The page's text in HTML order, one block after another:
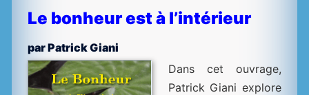
Le bonheur est à l’intérieur
par Patrick Giani
Dans cet ouvrage,
Patrick Giani explore